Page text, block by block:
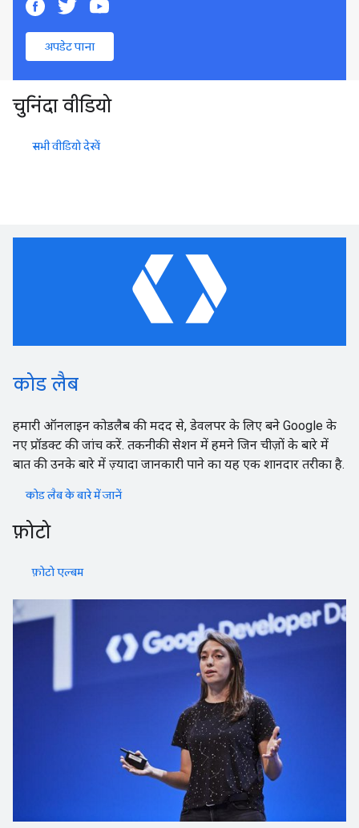
अपडेट पाना
चुनिंदा वीडियो
सभी वीडियो देखें
कोड लैब
हमारी ऑनलाइन कोडलैब की मदद से, डेवलपर के लिए बने Google के
नए प्रॉडक्ट की जांच करें. तकनीकी सेशन में हमने जिन चीज़ों के बारे में
बात की उनके बारे में ज़्यादा जानकारी पाने का यह एक शानदार तरीका है.
कोड लैब के बारे में जानें
फ़ोटो
फ़ोटो एल्बम